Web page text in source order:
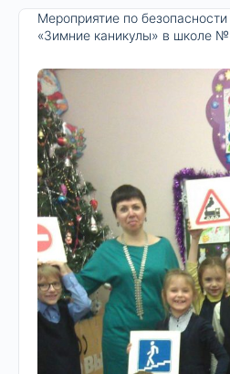
Мероприятие по
«Зимние каникулы» в школе